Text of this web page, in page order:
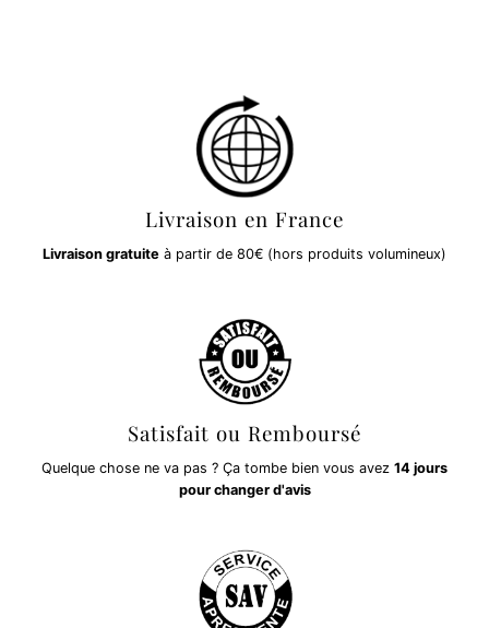
Livraison en France
Livraison gratuite à partir de 80€ (hors produits volumineux)
Satisfait ou Remboursé
Quelque chose ne va pas ? Ça tombe bien vous avez 14 jours
pour changer d'avis